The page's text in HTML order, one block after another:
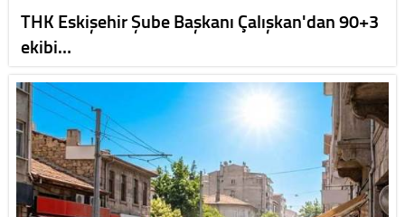
THK Eskişehir Şube Başkanı Çalışkan'dan 90+3
ekibi…